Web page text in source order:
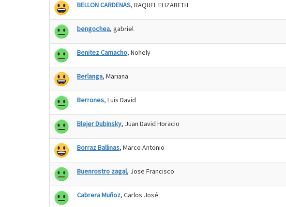
BELLON CARDENAS, RAQUEL ELIZABETH
bengochea, gabriel
Benitez Camacho, Nohely
Berlanga, Mariana
Berrones, Luis David
Blejer Dubinsky, Juan David Horacio
Borraz Ballinas, Marco Antonio
Buenrostro zagal, Jose Francisco
Cabrera Muñoz, Carlos José